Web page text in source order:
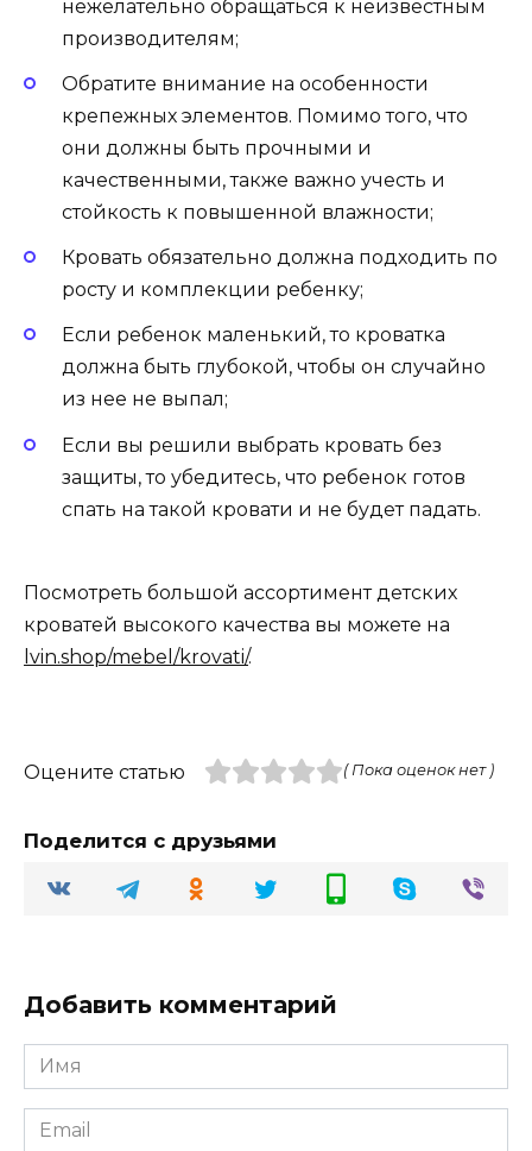
нежелательно обращаться к неизвестным
производителям;
Обратите внимание на особенности
крепежных элементов. Помимо того, что
они должны быть прочными и
качественными, также важно учесть и
стойкость к повышенной влажности;
Кровать обязательно должна подходить по
росту и комплекции ребенку;
Если ребенок маленький, то кроватка
должна быть глубокой, чтобы он случайно
из нее не выпал;
Если вы решили выбрать кровать без
защиты, то убедитесь, что ребенок готов
спать на такой кровати и не будет падать.
Посмотреть большой ассортимент детских
кроватей высокого качества вы можете на
lvin.shop/mebel/krovati/.
Оцените статью ( Пока оценок нет )
Поделится с друзьями
Добавить комментарий
Имя
Email